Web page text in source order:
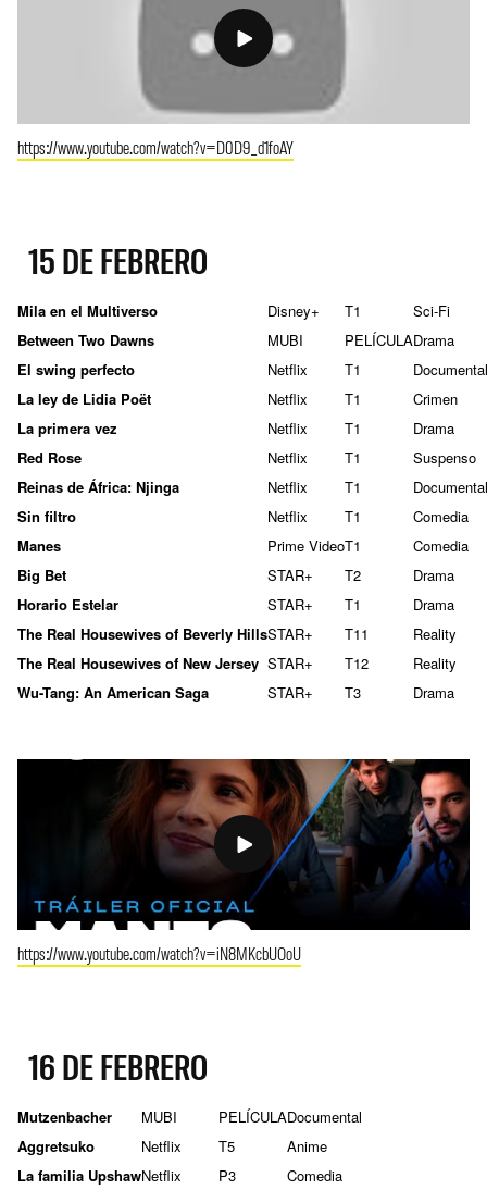
https://www.youtube.com/watch?v=D0D9_d1foAY
15 DE FEBRERO
Mila en el Multiverso Disney+ T1
Sci-Fi
Between Two Dawns
MUBI PELÍCULADrama
El swing perfecto
Netflix T1
Documental
La ley de Lidia Poët
Netflix T1
Crimen
La primera vez
Netflix T1
Drama
Red Rose
Netflix T1
Suspenso
Reinas de África: Njinga
Netflix T1
Documental
Sin filtro
Netflix T1
Comedia
Manes
Prime VideoT1
Comedia
Big Bet
STAR+ T2
Drama
Horario Estelar
STAR+ T1
Drama
The Real Housewives of Beverly HillsSTAR+ T11
Reality
The Real Housewives of New Jersey STAR+ T12
Reality
Wu-Tang: An American Saga
STAR+ T3 Drama
https://www.youtube.com/watch?v=iN8MKcbUOoU
16 DE FEBRERO
Mutzenbacher MUBI PELÍCULADocumental
Aggretsuko
Netflix T5
Anime
La familia UpshawNetflix P3 Comedia